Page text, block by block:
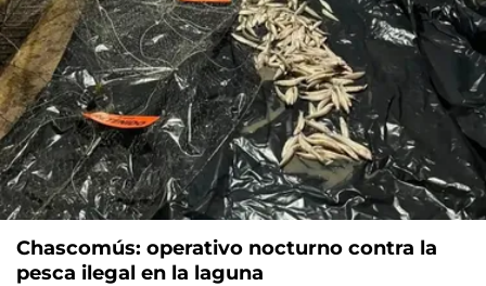
Chascomús: operativo nocturno contra la
pesca ilegal en la laguna